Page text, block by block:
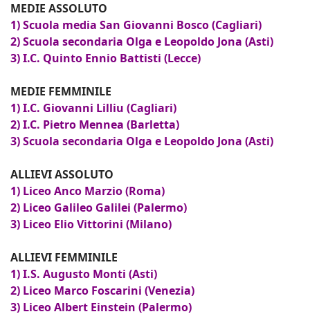
MEDIE ASSOLUTO
1) Scuola media San Giovanni Bosco (Cagliari)
2) Scuola secondaria Olga e Leopoldo Jona (Asti)
3) I.C. Quinto Ennio Battisti (Lecce)
MEDIE FEMMINILE
1) I.C. Giovanni Lilliu (Cagliari)
2) I.C. Pietro Mennea (Barletta)
3) Scuola secondaria Olga e Leopoldo Jona (Asti)
ALLIEVI ASSOLUTO
1) Liceo Anco Marzio (Roma)
2) Liceo Galileo Galilei (Palermo)
3) Liceo Elio Vittorini (Milano)
ALLIEVI FEMMINILE
1) I.S. Augusto Monti (Asti)
2) Liceo Marco Foscarini (Venezia)
3) Liceo Albert Einstein (Palermo)